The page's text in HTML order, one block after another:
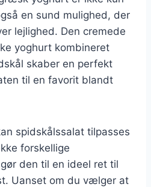
en sund mulighed, der
lejlighed. Den cremede
yoghurt kombineret
skaber en perfekt
til en favorit blandt
spidskålssalat tilpasses
forskellige
den til en ideel ret til
Uanset om du vælger at